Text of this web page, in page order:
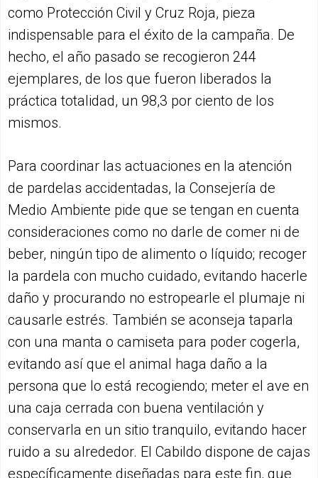
como Protección Civil y Cruz Roja, pieza
indispensable para el éxito de la campaña. De
hecho, el año pasado se recogieron 244
ejemplares, de los que fueron liberados la
práctica totalidad, un 98,3 por ciento de los
mismos.
Para coordinar las actuaciones en la atención
de pardelas accidentadas, la Consejería de
Medio Ambiente pide que se tengan en cuenta
consideraciones como no darle de comer ni de
beber, ningún tipo de alimento o líquido; recoger
la pardela con mucho cuidado, evitando hacerle
daño y procurando no estropearle el plumaje ni
causarle estrés. También se aconseja taparla
con una manta o camiseta para poder cogerla,
evitando así que el animal haga daño a la
persona que lo está recogiendo; meter el ave en
una caja cerrada con buena ventilación y
conservarla en un sitio tranquilo, evitando hacer
ruido a su alrededor. El Cabildo dispone de cajas
específicamente diseñadas para este fin, que